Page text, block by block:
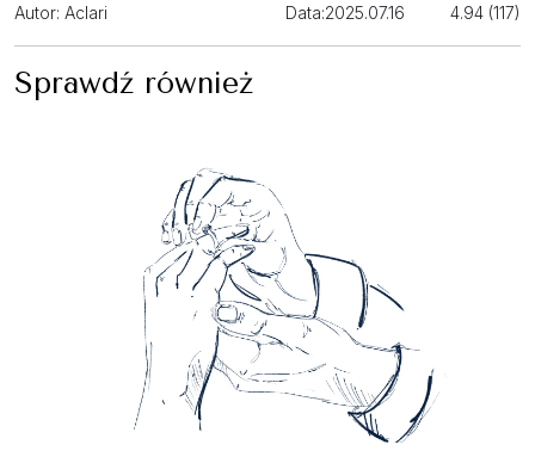
Autor: Aclari Data:2025.07.16 4.94 (117)
Sprawdź również